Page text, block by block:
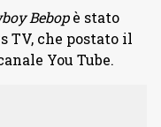
Bebopè stato
TV, che postato il
You Tube.